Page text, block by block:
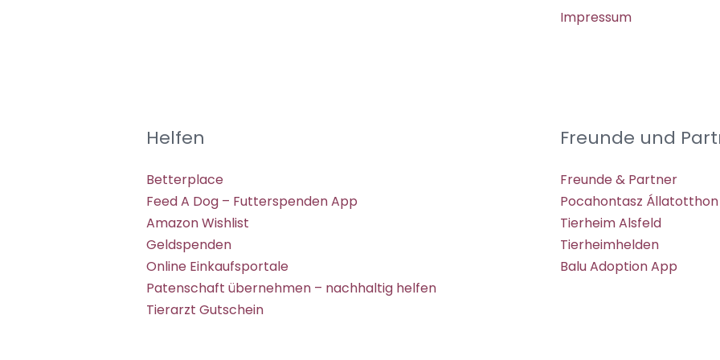
Impressum
Helfen
Betterplace
Feed A Dog – Futterspenden App
Amazon Wishlist
Geldspenden
Online Einkaufsportale
Patenschaft übernehmen – nachhaltig helfen
Tierarzt Gutschein
Freunde und
Freunde & Partner
Pocahontasz Állatotthon
Tierheim Alsfeld
Tierheimhelden
Balu Adoption App